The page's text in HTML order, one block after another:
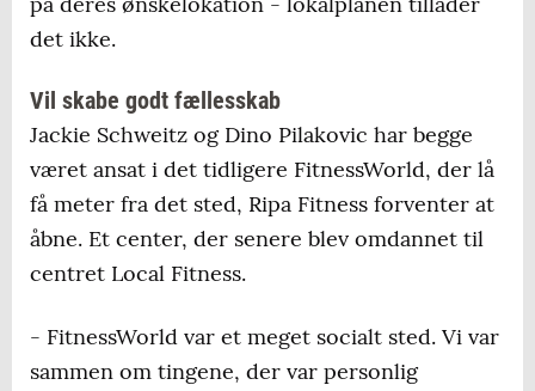
det ikke.
Vil skabe godt fællesskab
Jackie Schweitz og Dino Pilakovic har begge
været ansat i det tidligere FitnessWorld, der lå
få meter fra det sted, Ripa Fitness forventer at
åbne. Et center, der senere blev omdannet til
centret Local Fitness.
- FitnessWorld var et meget socialt sted. Vi var
sammen om tingene, der var personlig